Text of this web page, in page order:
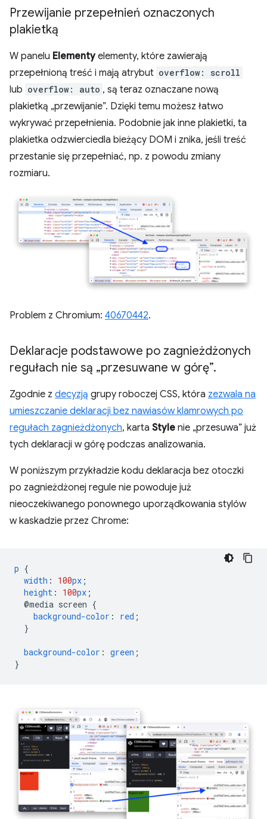
Przewijanie przepełnień oznaczonych
plakietką
W panelu Elementyelementy, które zawierają
przepełnioną treść i mają atrybut overflow: scroll
lub overflow: auto , są teraz oznaczane nową
plakietką „przewijanie”. Dzięki temu możesz łatwo
wykrywać przepełnienia. Podobnie jak inne plakietki, ta
plakietka odzwierciedla bieżący DOM i znika, jeśli treść
przestanie się przepełniać, np. z powodu zmiany
rozmiaru.
Problem z Chromium: 40670442.
Deklaracje podstawowe po zagnieżdżonych
regułach nie są „przesuwane w górę”.
Zgodnie z decyzją grupy roboczej CSS, która zezwala na
umieszczanie deklaracji bez nawiasów klamrowych po
regułach zagnieżdżonych, karta Style nie „przesuwa” już
tych deklaracji w górę podczas analizowania.
W poniższym przykładzie kodu deklaracja bez otoczki
po zagnieżdżonej regule nie powoduje już
nieoczekiwanego ponownego uporządkowania stylów
w kaskadzie przez Chrome:
p {
width : 100px ;
height : 100px ;
@media screen {
background-color : red ;
}
background-color : green ;
}